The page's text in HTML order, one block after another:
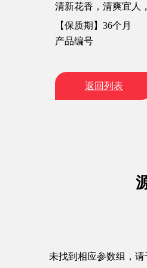
清新花香，清爽宜人
【保质期】36个月
产品编号
返回列表
未找到相应参数组，